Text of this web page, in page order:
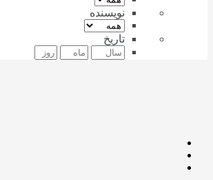
نویسنده
تاریخ